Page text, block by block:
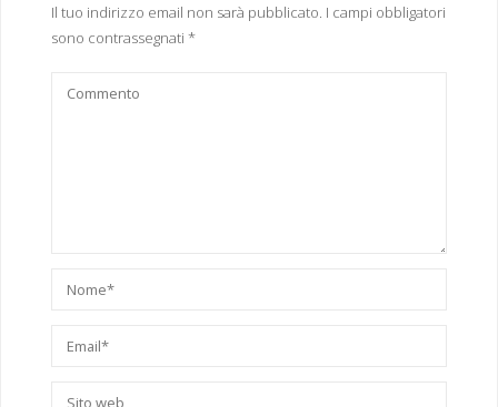
Il tuo indirizzo email non sarà pubblicato. I campi obbligatori
sono contrassegnati *